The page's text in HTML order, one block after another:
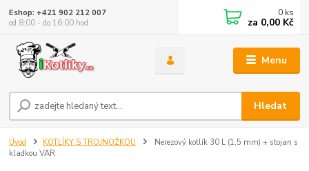
Menu
Hledat
Eshop: +421 902 212 007
od 8:00 - do 16:00 hod
0 ks
za 0,00 Kč
Úvod KOTLÍKY S TROJNOŽKOU
Nerezový kotlík 30 L (1,5 mm) + stojan s
kladkou VAR